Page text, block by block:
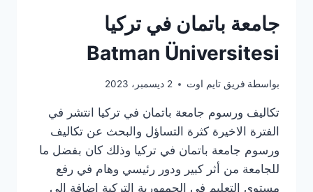
جامعة باتمان في تركيا
Batman Üniversitesi
بواسطة فريق تايم اوت 2 ديسمبر، 2023
تكاليف ورسوم جامعة باتمان في تركيا انتشر في
الفترة الاخيرة كثرة التساؤل والبحث عن تكاليف
ورسوم جامعة باتمان في تركيا وذلك كان بفضل ما
للجامعة من أثر كبير ودور رئيسي وهام في رفع
مستوى التعليم فى الجمهورية التركية اضافة الى